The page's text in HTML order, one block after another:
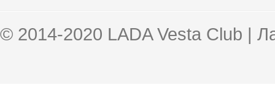
© 2014-2020 LADA Vesta Club |